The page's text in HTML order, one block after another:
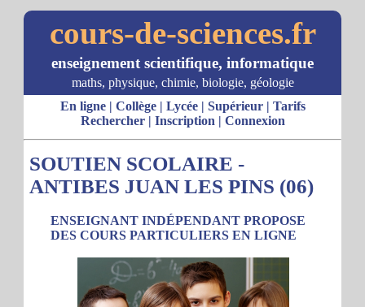
cours-de-sciences.fr
enseignement scientifique, informatique
maths, physique, chimie, biologie, géologie
En ligne| Collège| Lycée| Supérieur| Tarifs
Rechercher| Inscription | Connexion
SOUTIEN SCOLAIRE -
ANTIBES JUAN LES PINS (06)
ENSEIGNANT INDÉPENDANT PROPOSE
DES COURS PARTICULIERS EN LIGNE